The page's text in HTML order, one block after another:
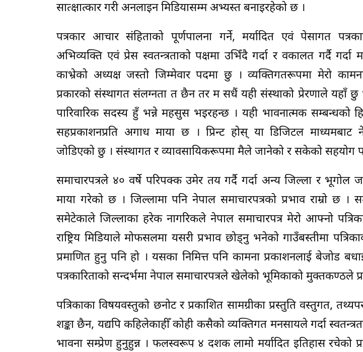
सात्क्षात्कार गरी अनलाइन मिडियासम्म अभ्यस्त बनाइरहेको छ ।
पत्रकार आचार संहिताको पूर्णपालना गर्ने, मर्यादित एवं पेसागत
अभिव्यक्ति एवं प्रेस स्वतन्त्रताको पक्षमा उभिँदै गर्दा र वकालत गर्दै
काभ्रेको अध्यक्ष जस्तो जिम्मेवार पदमा छु । व्यक्तिगतरूपमा मेरो
प्रकारको संस्थागत संलग्नता त छैन तर म सधैं यही संस्थाको प्रेरणाले यहाँ
पारिवारिक सदस्य हुँ भन्ने महसुस भइरहन्छ । यही भावनात्मक सम्बन्धको
सहप्रकाशनप्रति अगाध माया छ । प्रिन्ट होस् या डिजिटल माध्यमबाट
जोडिएको छु । संस्थागत र व्यावसायिकरूपमा मैले जानेको र सकेको सहयोग
समाचारपत्रले ४० वर्षे परिपक्क उमेर तय गर्दै गर्दा अन्य जिल्ला र भूगोल
माया गरेको छ । जिल्लामा पनि नेपाल समाचारपत्रको प्रभाव राम्रो छ ।
समेटेकाले जिल्लाका हरेक नागरिकले नेपाल समाचारपत्र मेरो आफ्नो
राष्ट्रिय मिडियाले मोफसलमा यसरी प्रभाव छोड्नु भनेको गाउँबस्तीमा
प्रमाणित हुनु पनि हो । यसका निमित्त पनि कामना प्रकाशनलाई बेजोड
पत्रकारिताको सन्दर्भमा नेपाल समाचारपत्रले खेलेको भूमिकाको मुक्तकण्ठले
पत्रिकाका विषयवस्तुको छनोट र प्रकाशित सामग्रीका प्रस्तुति वस्तुगत,
शङ्का छैन, यद्यपि कहिलेकाहीँ कोही कसैको व्यक्तिगत मनसायले गर्दा
भावना सम्प्रेण हुनुहुन्न । फलस्वरूप ४ दशक लामो मर्यादित इतिहास रचेको